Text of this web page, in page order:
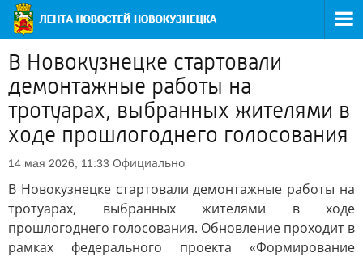
В Новокузнецке стартовали
демонтажные работы на
тротуарах, выбранных жителями в
ходе прошлогоднего голосования
14 мая 2026, 11:33 Официально
В Новокузнецке стартовали демонтажные работы на
тротуарах, выбранных жителями в ходе
прошлогоднего голосования. Обновление проходит в
рамках федерального проекта «Формирование